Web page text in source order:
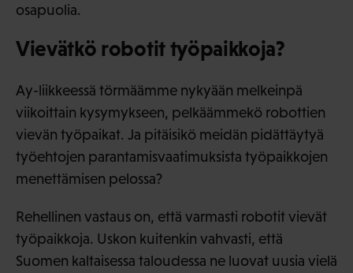
osapuolia.
Vievätkö robotit työpaikkoja?
Ay-liikkeessä törmäämme nykyään melkeinpä
viikoittain kysymykseen, pelkäämmekö robottien
vievän työpaikat. Ja pitäisikö meidän pidättäytyä
työehtojen parantamisvaatimuksista työpaikkojen
menettämisen pelossa?
Rehellinen vastaus on, että varmasti robotit vievät
työpaikkoja. Uskon kuitenkin vahvasti, että
Suomen kaltaisessa taloudessa ne luovat uusia vielä